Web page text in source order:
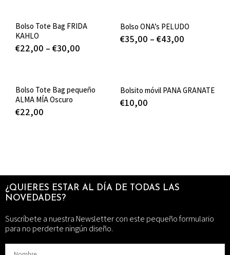
Bolso Tote Bag FRIDA
KAHLO
€22,00 – €30,00
Bolso ONA’s PELUDO
€35,00 – €43,00
Bolso Tote Bag pequeño
ALMA MÍA Oscuro
€22,00
Bolsito móvil PANA GRANATE
€10,00
¿QUIERES ESTAR AL DÍA DE TODAS LAS
NOVEDADES?
Suscríbete a nuestra Newsletter con este pequeño formulario
para no perderte ningún diseño.